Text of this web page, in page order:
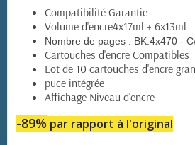
Compatibilité Garantie
Volume d'encre4x17ml + 6x13ml
Nombre de pages : BK:4x470 -
Cartouches d'encre Compatibles
Lot de 10 cartouches d'encre
puce intégrée
Affichage Niveau d'encre
-89% par rapport à l'original